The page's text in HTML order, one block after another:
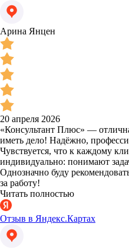
Арина Янцен
20 апреля 2026
«Консультант Плюс» —
иметь дело! Надёжно,
Чувствуется, что к каждому
индивидуально: понимают
Однозначно буду
за работу!
Читать полностью
Отзыв в Яндекс.Картах